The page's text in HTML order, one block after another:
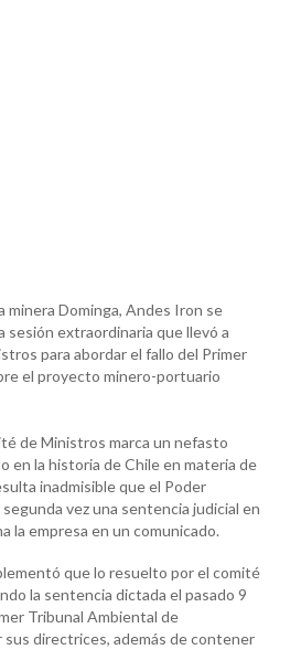
minera Dominga, Andes Iron se
sesión extraordinaria que llevó a
para abordar el fallo del Primer
el proyecto minero-portuario
de Ministros marca un nefasto
en la historia de Chile en materia de
inadmisible que el Poder
vez una sentencia judicial en
la empresa en un comunicado.
que lo resuelto por el comité
la sentencia dictada el pasado 9
Tribunal Ambiental de
directrices, además de contener